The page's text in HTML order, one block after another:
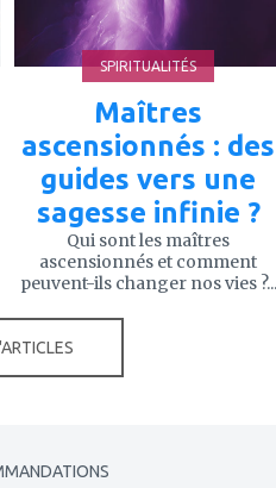
SPIRITUALITÉS
Maîtres
ascensionnés : des
guides vers une
sagesse infinie ?
Qui sont les maîtres
ascensionnés et comment
peuvent-ils changer nos vies ?...